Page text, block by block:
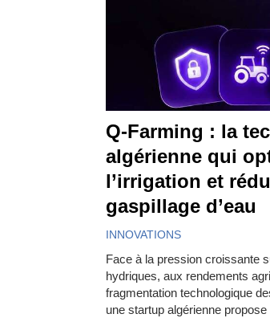
Q-Farming : la
algérienne qui
l’irrigation et
gaspillage d’eau
INNOVATIONS
Face à la pression croissante
hydriques, aux rendements
fragmentation technologique
une startup algérienne